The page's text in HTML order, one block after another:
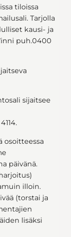
tiloissa
Tarjolla
kausi- ja
puh.0400
sijaitsee
osoitteessa
päivänä.
illoin.
(torstai ja
lisäksi